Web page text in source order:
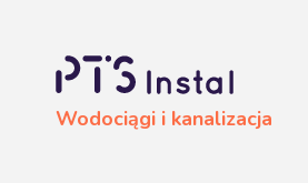
Wodociągi i kanalizacja